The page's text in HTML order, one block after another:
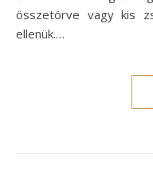
összetörve vagy kis
ellenük.…